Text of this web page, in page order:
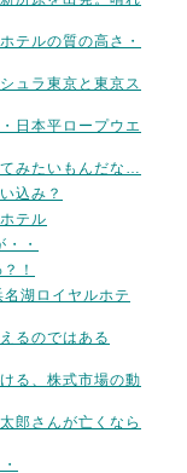
テルの質の高さ・
ュラ東京と東京ス
日本平ロープウエ
みたいもんだな…
込み？
テル
・
！
湖ロイヤルホテ
るのではある
る、株式市場の動
郎さんが亡くなら